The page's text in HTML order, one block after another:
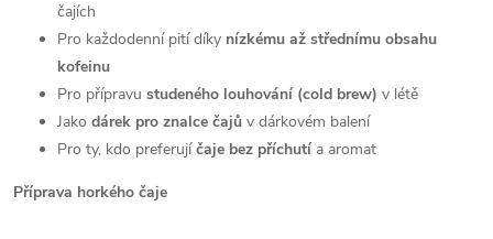
čajích
Pro každodenní pití díky nízkému až střednímu obsahu
kofeinu
Pro přípravu studeného louhování (cold brew) v létě
Jako dárek pro znalce čajů v dárkovém balení
Pro ty, kdo preferujíčaje bez příchutí a aromat
Příprava horkého čaje